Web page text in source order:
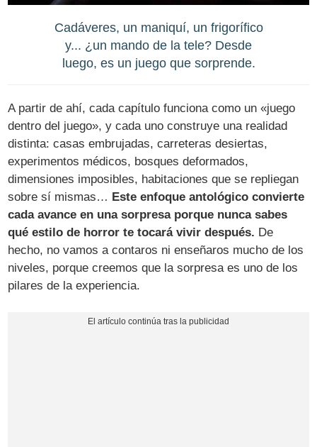
Cadáveres, un maniquí, un frigorífico
y... ¿un mando de la tele? Desde
luego, es un juego que sorprende.
A partir de ahí, cada capítulo funciona como un «juego
dentro del juego», y cada uno construye una realidad
distinta: casas embrujadas, carreteras desiertas,
experimentos médicos, bosques deformados,
dimensiones imposibles, habitaciones que se repliegan
sobre sí mismas… Este enfoque antológico convierte
cada avance en una sorpresa porque nunca sabes
qué estilo de horror te tocará vivir después. De
hecho, no vamos a contaros ni enseñaros mucho de los
niveles, porque creemos que la sorpresa es uno de los
pilares de la experiencia.